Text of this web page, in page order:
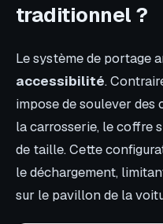
traditionnel ?
Le système de portage
accessibilité.
impose de soulever des
la carrosserie, le coffre
de taille. Cette
le déchargement,
sur le pavillon de la